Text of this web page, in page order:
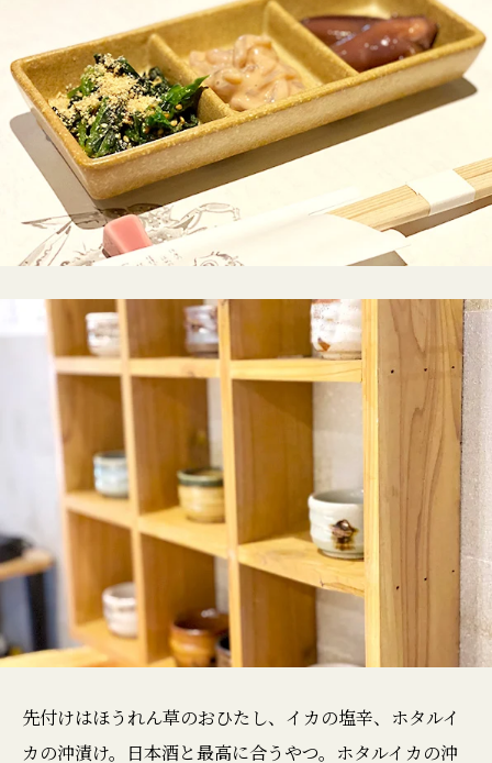
先付けはほうれん草のおひたし、イカの塩辛、ホタルイ
カの沖漬け。日本酒と最高に合うやつ。ホタルイカの沖